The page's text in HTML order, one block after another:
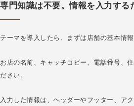
専門知識は不要。情報を入力する
テーマを導入したら、まずは店舗の基本情
お店の名前、キャッチコピー、電話番号、
ださい。
入力した情報は、ヘッダーやフッター、ア